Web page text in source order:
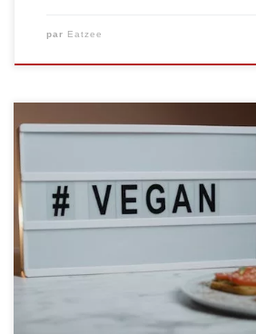
par Eatzee
comme un mode de vie plus qu’un
alimentaire, gagne en popularité
soit pour des raisons éthiques,
régime végétalien. Mais qu’est-ce
réellement, et […]